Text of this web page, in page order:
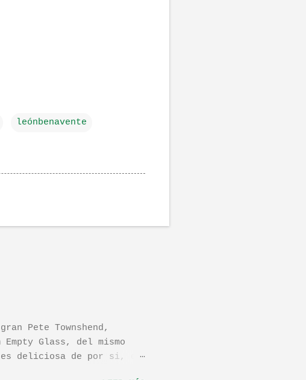
leónbenavente
Pete Townshend,
Glass, del mismo
deliciosa de por si, de